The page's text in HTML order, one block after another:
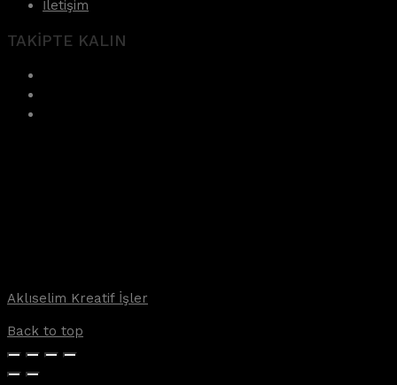
İletişim
TAKİPTE KALIN
Aklıselim Kreatif İşler
Back to top